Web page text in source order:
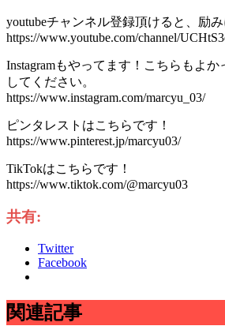
youtubeチャンネル登録頂けると、励み
https://www.youtube.com/channel/
Instagramもやってます！こちらもよ
してください。
https://www.instagram.com/marcyu_03/
ピンタレストはこちらです！
https://www.pinterest.jp/marcyu03/
TikTokはこちらです！
https://www.tiktok.com/@marcyu03
共有:
Twitter
Facebook
関連記事